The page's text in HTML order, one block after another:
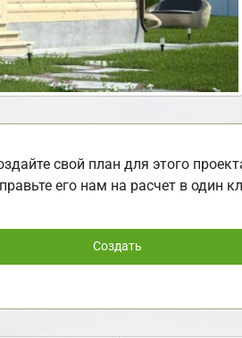
свой план для этого
его нам на расчет в один
Создать